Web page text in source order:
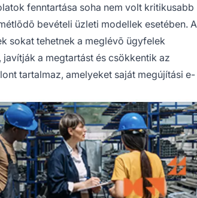
fenntartása soha nem volt kritikusabb
bevételi üzleti modellek esetében. A
sokat tehetnek a meglévõ ügyfelek
a megtartást és csökkentik az
tartalmaz, amelyeket saját megújítási e-